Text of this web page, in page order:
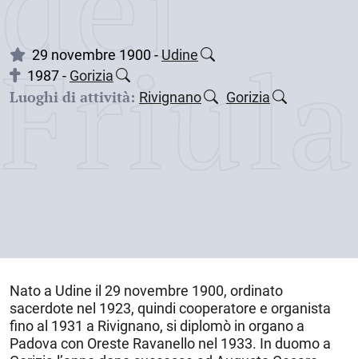
29 novembre 1900 - Udine
1987 - Gorizia
Luoghi di attività: Rivignano Gorizia
Nato a Udine il 29 novembre 1900, ordinato
sacerdote nel 1923, quindi cooperatore e organista
fino al 1931 a Rivignano, si diplomò in organo a
Padova con Oreste Ravanello nel 1933. In duomo a